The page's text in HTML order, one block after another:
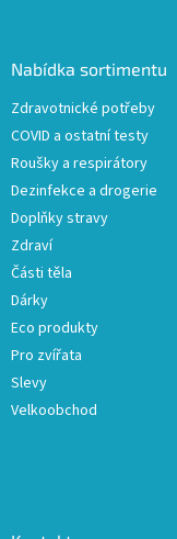
Nabídka sortimentu
Zdravotnické potřeby
COVID a ostatní testy
Roušky a respirátory
Dezinfekce a drogerie
Doplňky stravy
Zdraví
Části těla
Dárky
Eco produkty
Pro zvířata
Slevy
Velkoobchod